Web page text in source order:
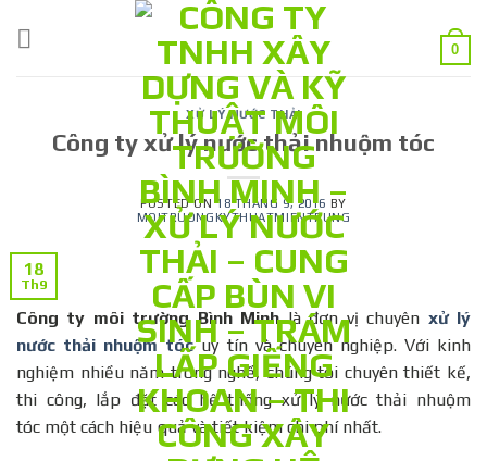
0
XỬ LÝ NƯỚC THẢI
Công ty xử lý nước thải nhuộm tóc
POSTED ON18 THÁNG 9, 2016 BY
MOITRUONGKYTHUATMIENTRUNG
18
Th9
Công ty môi trường Bình Minhlà đơn vị chuyên xử lý
nước thải nhuộm tócuy tín và chuyên nghiệp. Với kinh
nghiệm nhiều năm trong nghề, chúng tôi chuyên thiết kế,
thi công, lắp đặt các hệ thống xử lý nước thải nhuộm
tóc một cách hiệu quả và tiết kiệm chi phí nhất.